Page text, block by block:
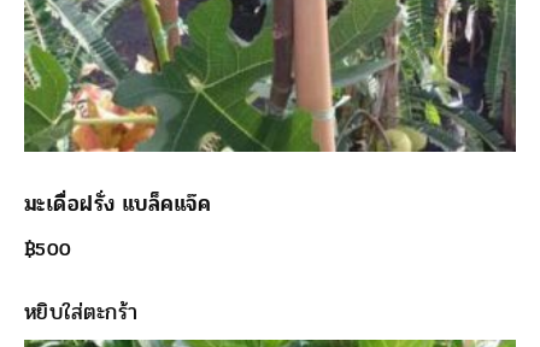
มะเดื่อฝรั่ง แบล็คแจ๊ค
฿500
หยิบใส่ตะกร้า